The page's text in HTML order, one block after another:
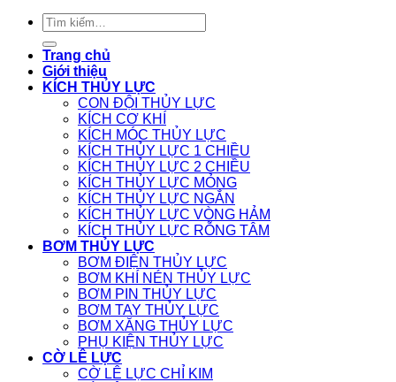
Tìm
kiếm:
Trang chủ
Giới thiệu
KÍCH THỦY LỰC
CON ĐỘI THỦY LỰC
KÍCH CƠ KHÍ
KÍCH MÓC THỦY LỰC
KÍCH THỦY LỰC 1 CHIỀU
KÍCH THỦY LỰC 2 CHIỀU
KÍCH THỦY LỰC MỎNG
KÍCH THỦY LỰC NGẮN
KÍCH THỦY LỰC VÒNG HẢM
KÍCH THỦY LỰC RỖNG TÂM
BƠM THỦY LỰC
BƠM ĐIỆN THỦY LỰC
BƠM KHÍ NÉN THỦY LỰC
BƠM PIN THỦY LỰC
BƠM TAY THỦY LỰC
BƠM XĂNG THỦY LỰC
PHỤ KIỆN THỦY LỰC
CỜ LÊ LỰC
CỜ LÊ LỰC CHỈ KIM